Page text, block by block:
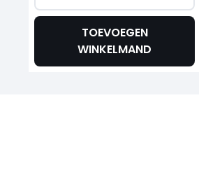
TOEVOEGEN
WINKELMAND